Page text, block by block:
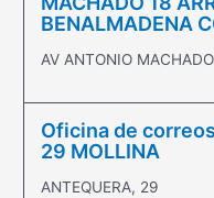
BENALMADENA
AV ANTONIO
Oficina de
29 MOLLINA
ANTEQUERA, 29